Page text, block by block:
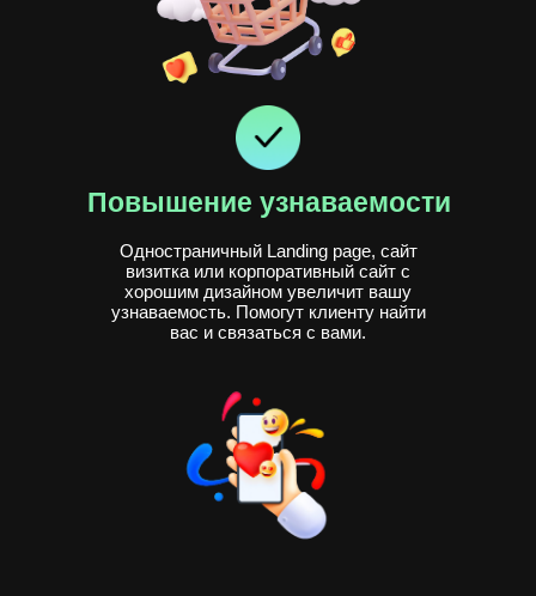
Повышение узнаваемости
Одностраничный Landing page, сайт
визитка или корпоративный сайт с
хорошим дизайном увеличит вашу
узнаваемость. Помогут клиенту найти
вас и связаться с вами.